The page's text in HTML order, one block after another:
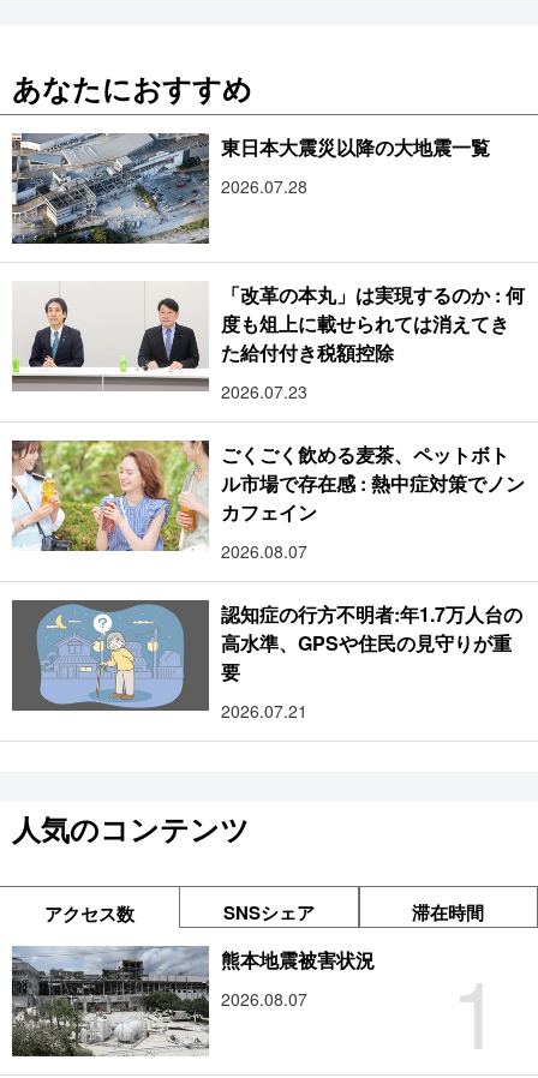
あなたにおすすめ
東日本大震災以降の大地震一覧
2026.07.28
「改革の本丸」は実現するのか : 何
度も俎上に載せられては消えてき
た給付付き税額控除
2026.07.23
ごくごく飲める麦茶、ペットボト
ル市場で存在感 : 熱中症対策でノン
カフェイン
2026.08.07
認知症の行方不明者:年1.7万人台の
高水準、GPSや住民の見守りが重
要
2026.07.21
人気のコンテンツ
アクセス数 SNSシェア 滞在時間
1
熊本地震被害状況
2026.08.07